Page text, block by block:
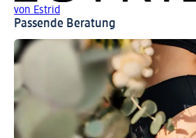
von Estrid
Passende Beratung